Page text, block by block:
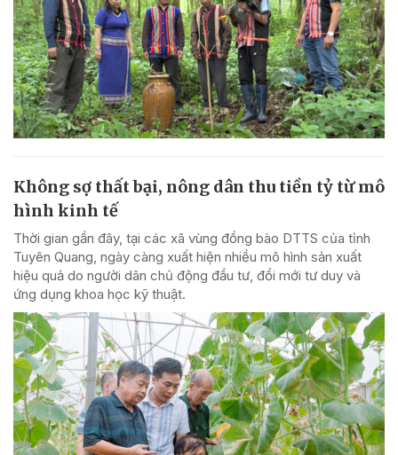
Không sợ thất bại, nông dân thu tiền tỷ từ mô
hình kinh tế
Thời gian gần đây, tại các xã vùng đồng bào DTTS của tỉnh
Tuyên Quang, ngày càng xuất hiện nhiều mô hình sản xuất
hiệu quả do người dân chủ động đầu tư, đổi mới tư duy và
ứng dụng khoa học kỹ thuật.